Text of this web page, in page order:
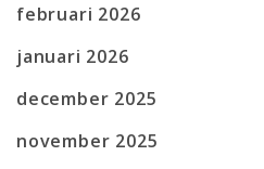
februari 2026
januari 2026
december 2025
november 2025